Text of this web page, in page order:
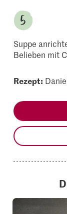
Suppe
Belieben mit
Rezept: